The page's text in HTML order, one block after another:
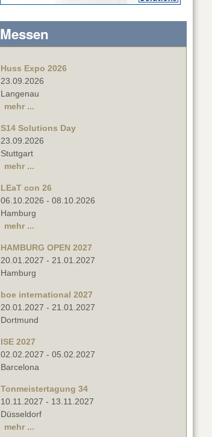
Messen
Huss Expo 2026
23.09.2026
Langenau
mehr ...
S14 Solutions Day
23.09.2026
Stuttgart
mehr ...
LEaT con 26
06.10.2026 - 08.10.2026
Hamburg
mehr ...
HAMBURG OPEN 2027
20.01.2027 - 21.01.2027
Hamburg
boe international 2027
20.01.2027 - 21.01.2027
Dortmund
ISE 2027
02.02.2027 - 05.02.2027
Barcelona
Tonmeistertagung 34
10.11.2027 - 13.11.2027
Düsseldorf
mehr ...